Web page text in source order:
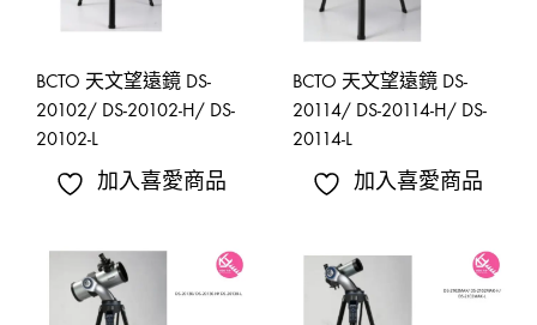
BCTO 天文望遠鏡 DS-
20102/ DS-20102-H/ DS-
20102-L
加入喜愛商品
BCTO 天文望遠鏡 DS-
20114/ DS-20114-H/ DS-
20114-L
加入喜愛商品